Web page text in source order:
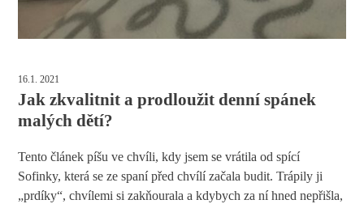
16.1. 2021
Jak zkvalitnit a prodloužit denní spánek
malých dětí?
Tento článek píšu ve chvíli, kdy jsem se vrátila od spící
Sofinky, která se ze spaní před chvílí začala budit. Trápily ji
„prdíky“, chvílemi si zakňourala a kdybych za ní hned nepřišla,